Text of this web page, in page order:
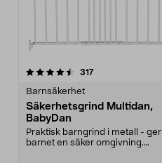
317recensioner
Barnsäkerhet
Säkerhetsgrind Multidan,
BabyDan
Praktisk barngrind i metall - ger
barnet en säker omgivning.
4.0 av 5 stjärnor